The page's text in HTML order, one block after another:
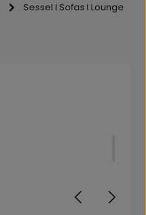
Sessel I Sofas I Lounge